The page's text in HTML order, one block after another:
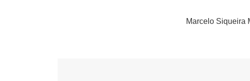
Marcelo Siqueira